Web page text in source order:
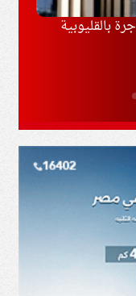
بالقليوبية